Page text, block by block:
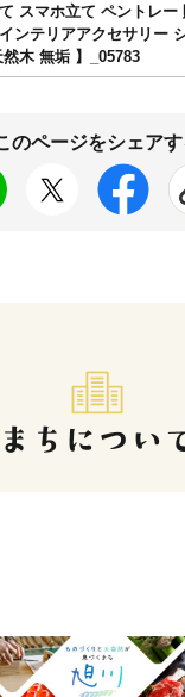
スマホ立て ペントレー
ンテリアアクセサリー
木 無垢 】_05783
のページをシェア